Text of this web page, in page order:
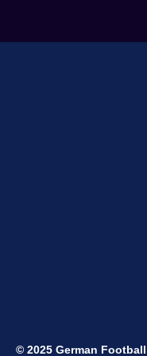
© 2025 German Football